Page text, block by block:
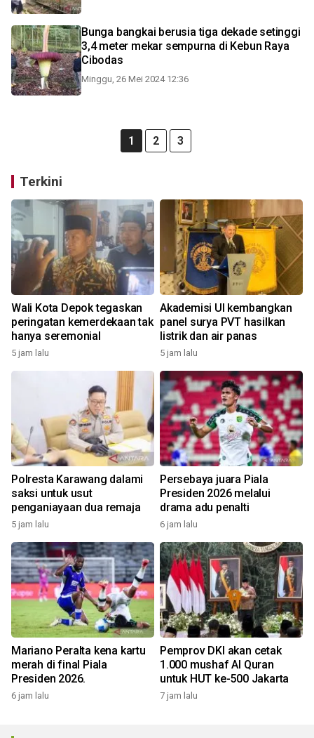
Bunga bangkai berusia tiga dekade setinggi
3,4 meter mekar sempurna di Kebun Raya
Cibodas
Minggu, 26 Mei 2024 12:36
1 2 3
Terkini
Wali Kota Depok tegaskan
peringatan kemerdekaan tak
hanya seremonial
5 jam lalu
Akademisi UI kembangkan
panel surya PVT hasilkan
listrik dan air panas
5 jam lalu
Polresta Karawang dalami
saksi untuk usut
penganiayaan dua remaja
5 jam lalu
Persebaya juara Piala
Presiden 2026 melalui
drama adu penalti
6 jam lalu
Mariano Peralta kena kartu
merah di final Piala
Presiden 2026.
6 jam lalu
Pemprov DKI akan cetak
1.000 mushaf Al Quran
untuk HUT ke-500 Jakarta
7 jam lalu